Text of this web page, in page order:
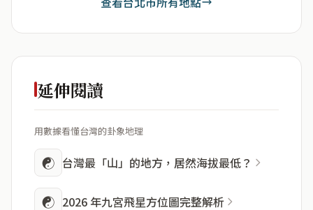
延伸閱讀
用數據看懂台灣的卦象地理
☯ 台灣最「山」的地方，居然海拔最低？
☯ 2026 年九宮飛星方位圖完整解析